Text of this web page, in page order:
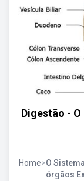
Digestão -
Home>O
órgãos